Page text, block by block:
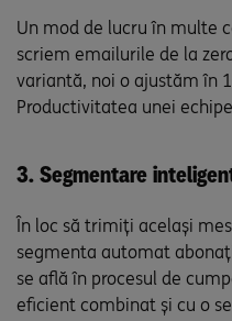
Un mod de lucru în multe
scriem emailurile de la
variantă, noi o ajustăm în
Productivitatea unei
3. Segmentare
În loc să trimiți același
segmenta automat
se află în procesul de
eficient combinat și cu o